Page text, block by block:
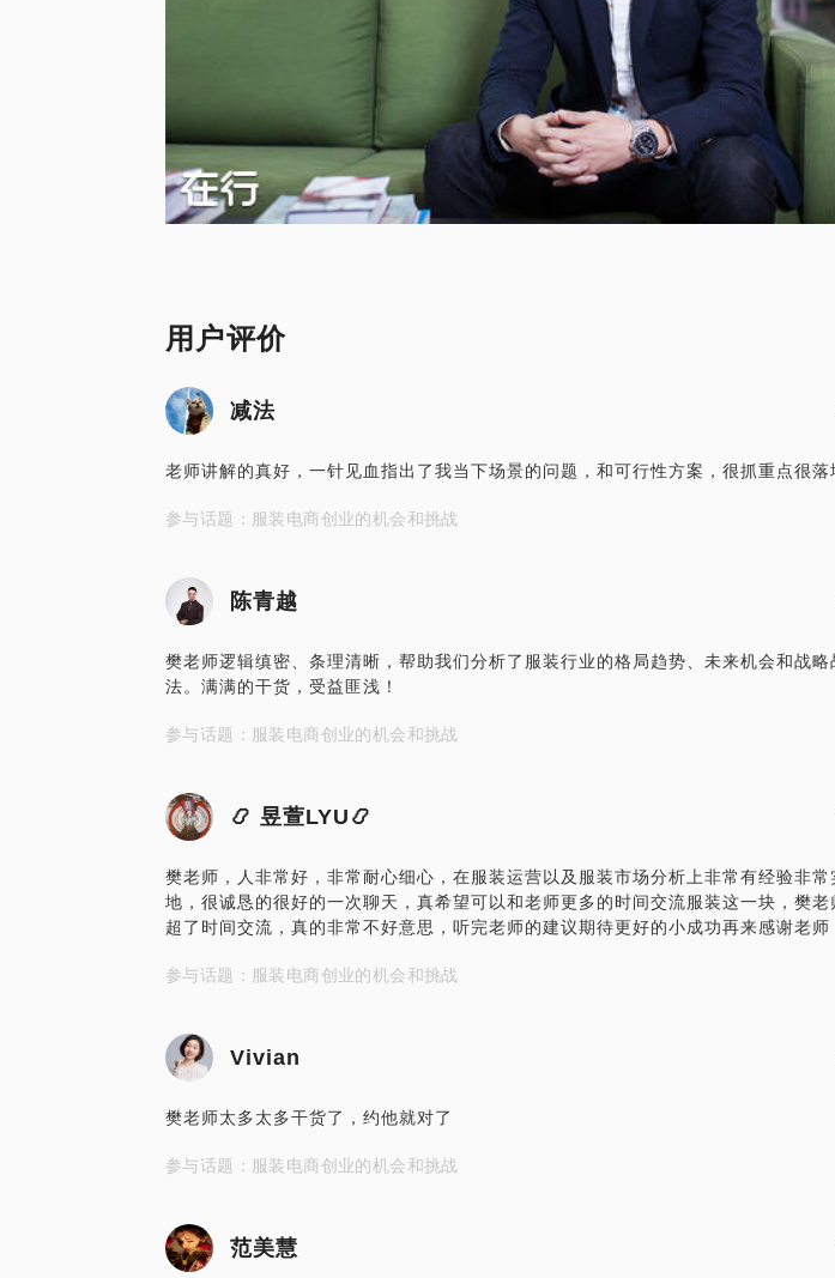
用户评价
减法
老师讲解的真好，一针见血指出了我当下场景的问题，和可行性方案，很抓重点很落
参与话题：服装电商创业的机会和挑战
陈青越
樊老师逻辑缜密、条理清晰，帮助我们分析了服装行业的格局趋势、未来机会和战略
法。满满的干货，受益匪浅！
参与话题：服装电商创业的机会和挑战
📿 昱萱LYU📿
樊老师，人非常好，非常耐心细心，在服装运营以及服装市场分析上非常有经验非常
地，很诚恳的很好的一次聊天，真希望可以和老师更多的时间交流服装这一块，樊老
超了时间交流，真的非常不好意思，听完老师的建议期待更好的小成功再来感谢老师
参与话题：服装电商创业的机会和挑战
Vivian
樊老师太多太多干货了，约他就对了
参与话题：服装电商创业的机会和挑战
范美慧